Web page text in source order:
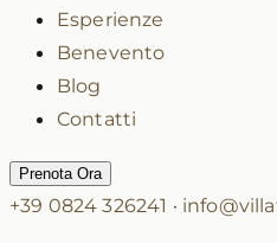
Esperienze
Benevento
Blog
Contatti
Prenota Ora
+39 0824 326241 ·